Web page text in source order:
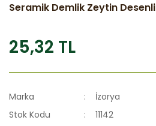
Seramik Demlik Zeytin Desenli
25,32 TL
Marka
İzorya
Stok Kodu
11142